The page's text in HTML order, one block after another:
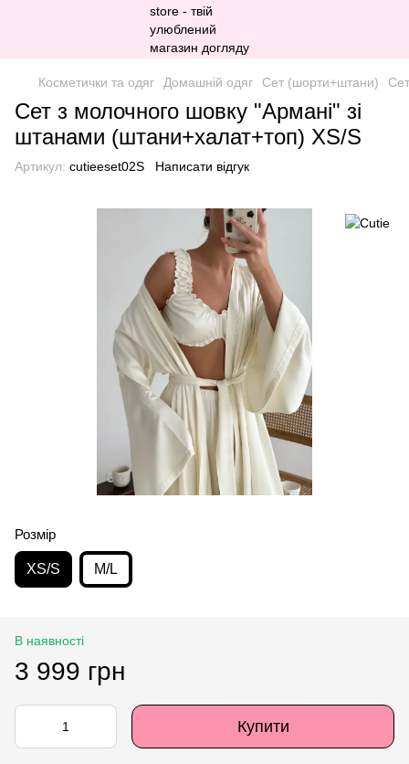
Косметички та одяг Домашній одяг Сет (шорти+штани)
Сет з молочного шовку "Армані" зі
штанами (штани+халат+топ) XS/S
Артикул: cutieeset02S Написати відгук
Розмір
XS/S M/L
В наявності
3 999 грн
Купити